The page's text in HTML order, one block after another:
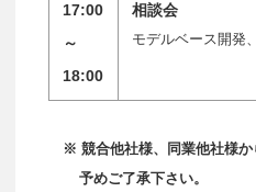
17:00
～
18:00
相談会
モデルベース開発
※ 競合他社様、同業他社様か
予めご了承下さい。